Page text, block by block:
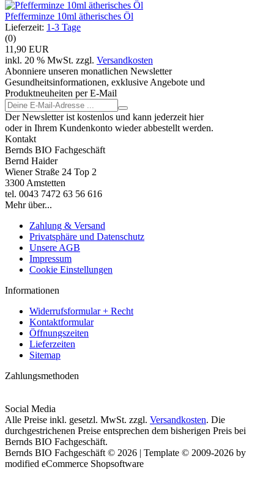
Pfefferminze 10ml ätherisches Öl
Lieferzeit: 1-3 Tage
(0)
11,90 EUR
inkl. 20 % MwSt. zzgl. Versandkosten
Abonniere unseren monatlichen Newsletter
Gesundheitsinformationen, exklusive Angebote und
Produktneuheiten per E-Mail
Der Newsletter ist kostenlos und kann jederzeit hier
oder in Ihrem Kundenkonto wieder abbestellt werden.
Kontakt
Bernds BIO Fachgeschäft
Bernd Haider
Wiener Straße 24 Top 2
3300 Amstetten
tel. 0043 7472 63 56 616
Mehr über...
Zahlung & Versand
Privatsphäre und Datenschutz
Unsere AGB
Impressum
Cookie Einstellungen
Informationen
Widerrufsformular + Recht
Kontaktformular
Öffnungszeiten
Lieferzeiten
Sitemap
Zahlungsmethoden
Social Media
Alle Preise inkl. gesetzl. MwSt. zzgl. Versandkosten. Die
durchgestrichenen Preise entsprechen dem bisherigen Preis bei
Bernds BIO Fachgeschäft.
Bernds BIO Fachgeschäft © 2026 | Template © 2009-2026 by
modified eCommerce Shopsoftware